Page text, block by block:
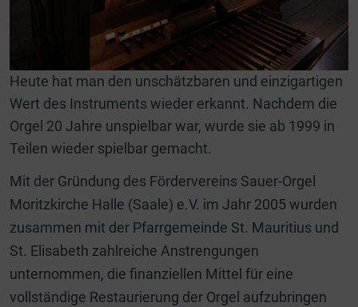
Heute hat man den unschätzbaren und einzigartigen
Wert des Instruments wieder erkannt. Nachdem die
Orgel 20 Jahre unspielbar war, wurde sie ab 1999 in
Teilen wieder spielbar gemacht.
Mit der Gründung des Fördervereins Sauer-Orgel
Moritzkirche Halle (Saale) e.V. im Jahr 2005 wurden
zusammen mit der Pfarrgemeinde St. Mauritius und
St. Elisabeth zahlreiche Anstrengungen
unternommen, die finanziellen Mittel für eine
vollständige Restaurierung der Orgel aufzubringen